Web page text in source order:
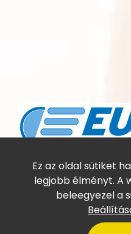
Ez az oldal sütiket
legjobb élményt. A
beleegyezel a